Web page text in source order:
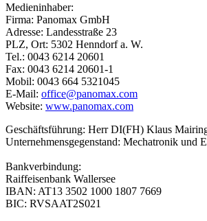
Medieninhaber:
Firma: Panomax GmbH
Adresse: Landesstraße 23
PLZ, Ort: 5302 Henndorf a. W.
Tel.: 0043 6214 20601
Fax: 0043 6214 20601-1
Mobil: 0043 664 5321045
E-Mail: office@panomax.com
Website: www.panomax.com
Geschäftsführung: Herr DI(FH) Klaus
Unternehmensgegenstand: Mechatronik und
Bankverbindung:
Raiffeisenbank Wallersee
IBAN: AT13 3502 1000 1807 7669
BIC: RVSAAT2S021